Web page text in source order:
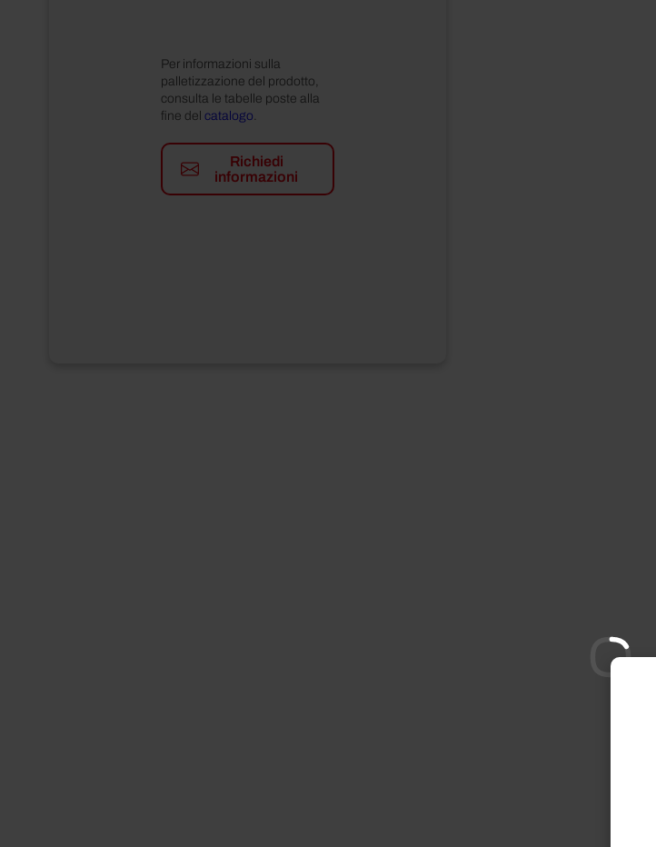
Per informazioni sulla
palletizzazione del prodotto,
consulta le tabelle poste alla
fine del catalogo
Richiedi
informazioni